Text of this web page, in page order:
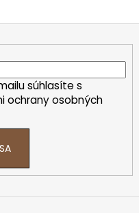
súhlasíte s
ochrany osobných